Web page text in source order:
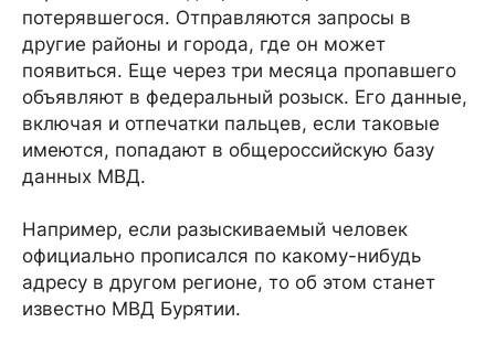
потерявшегося. Отправляются запросы в
другие районы и города, где он может
появиться. Еще через три месяца пропавшего
объявляют в федеральный розыск. Его данные,
включая и отпечатки пальцев, если таковые
имеются, попадают в общероссийскую базу
данных МВД.
Например, если разыскиваемый человек
официально прописался по какому-нибудь
адресу в другом регионе, то об этом станет
известно МВД Бурятии.